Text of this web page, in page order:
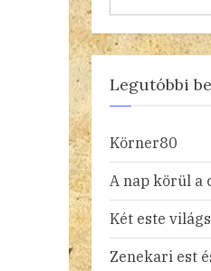
Legutóbbi
Körner80
A nap körül a
Két este
Zenekari est